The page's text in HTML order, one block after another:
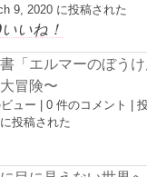
9, 2020 に投稿された
いいね！
「エルマーのぼう
冒険〜
ュー |0 件のコメント |
投稿された